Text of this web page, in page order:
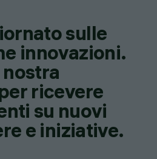
sulle
innovazioni.
ricevere
su nuovi
e iniziative.